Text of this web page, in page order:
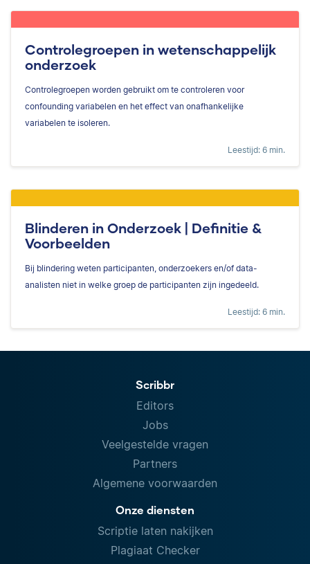
Controlegroepen in wetenschappelijk
onderzoek
Controlegroepen worden gebruikt om te controleren voor
confounding variabelen en het effect van onafhankelijke
variabelen te isoleren.
Leestijd: 6 min.
Blinderen in Onderzoek | Definitie &
Voorbeelden
Bij blindering weten participanten, onderzoekers en/of data-
analisten niet in welke groep de participanten zijn ingedeeld.
Leestijd: 6 min.
Scribbr
Editors
Jobs
Veelgestelde vragen
Partners
Algemene voorwaarden
Onze diensten
Scriptie laten nakijken
Plagiaat Checker